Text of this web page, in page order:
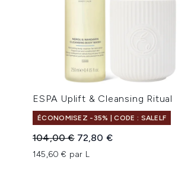
ESPA Uplift & Cleansing Ritual
ÉCONOMISEZ -35% | CODE : SALELF
Prix de vente :
104,00 € Prix ​​actuel :
72,80 €
145,60 € par L